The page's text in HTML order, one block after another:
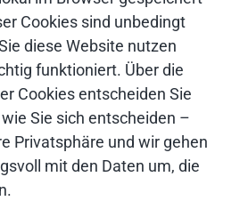
Cookies sind unbedingt
diese Website nutzen
funktioniert. Über die
Cookies entscheiden Sie
Sie sich entscheiden –
Privatsphäre und wir gehen
mit den Daten um, die